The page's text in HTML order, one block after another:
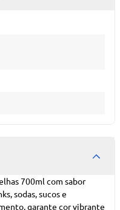
700ml com sabor
sodas, sucos e
garante cor vibrante